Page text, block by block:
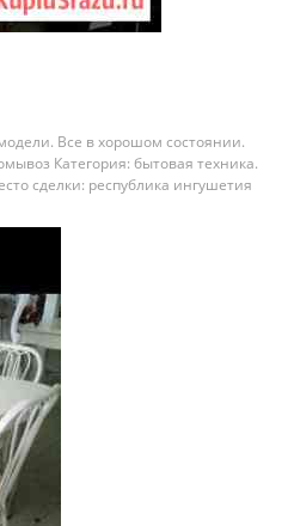
Все в хорошом состоянии.
Категория: бытовая техника.
сделки: республика ингушетия